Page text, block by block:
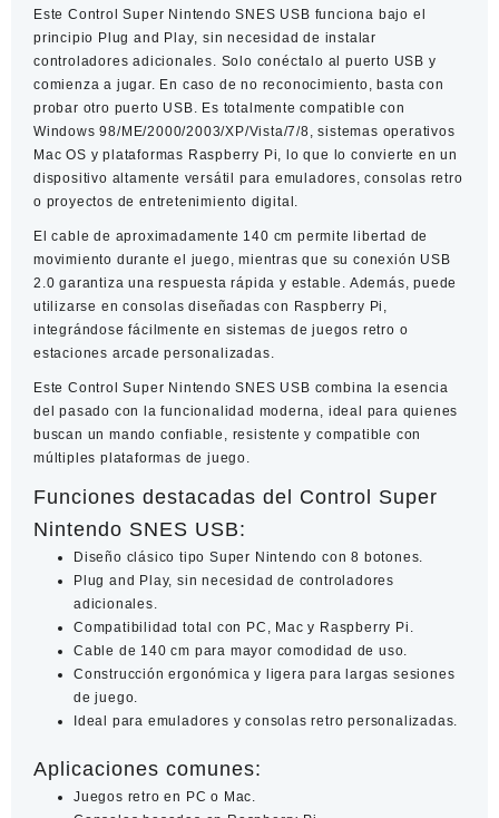
Este Control Super Nintendo SNES USB funciona bajo el
principio Plug and Play, sin necesidad de instalar
controladores adicionales. Solo conéctalo al puerto USB y
comienza a jugar. En caso de no reconocimiento, basta con
probar otro puerto USB. Es totalmente compatible con
Windows 98/ME/2000/2003/XP/Vista/7/8, sistemas operativos
Mac OS y plataformas Raspberry Pi, lo que lo convierte en un
dispositivo altamente versátil para emuladores, consolas retro
o proyectos de entretenimiento digital.
El cable de aproximadamente 140 cm permite libertad de
movimiento durante el juego, mientras que su conexión USB
2.0 garantiza una respuesta rápida y estable. Además, puede
utilizarse en consolas diseñadas con Raspberry Pi ,
integrándose fácilmente en sistemas de juegos retro o
estaciones arcade personalizadas.
Este Control Super Nintendo SNES USB combina la esencia
del pasado con la funcionalidad moderna, ideal para quienes
buscan un mando confiable, resistente y compatible con
múltiples plataformas de juego.
Funciones destacadas del Control Super
Nintendo SNES USB:
Diseño clásico tipo Super Nintendo con 8 botones.
Plug and Play, sin necesidad de controladores
adicionales.
Compatibilidad total con PC, Mac y Raspberry Pi.
Cable de 140 cm para mayor comodidad de uso.
Construcción ergonómica y ligera para largas sesiones
de juego.
Ideal para emuladores y consolas retro personalizadas.
Aplicaciones comunes:
Juegos retro en PC o Mac.